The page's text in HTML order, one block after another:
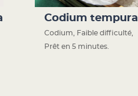
Codium tempura
Codium Faible difficulté
Prêt en 5 minutes.